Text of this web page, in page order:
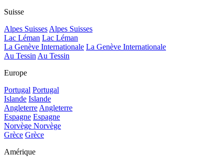
Suisse
Alpes SuissesAlpes Suisses
Lac Léman Lac Léman
La Genève Internationale La Genève Internationale
Au TessinAu Tessin
Europe
Portugal Portugal
Islande Islande
AngleterreAngleterre
Espagne Espagne
Norvège Norvège
Grèce Grèce
Amérique